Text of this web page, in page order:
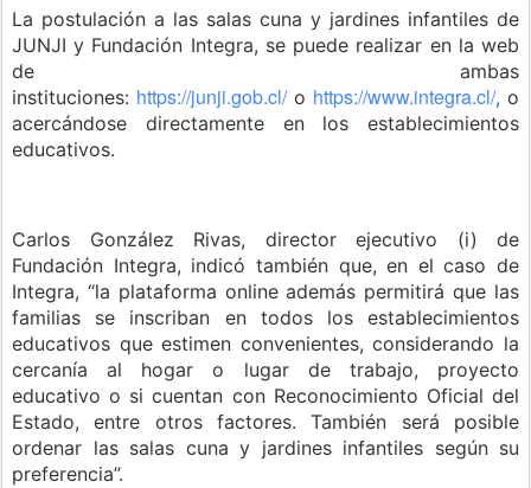
La postulación a las salas cuna y jardines infantiles de
JUNJI y Fundación Integra, se puede realizar en la web
de ambas
instituciones: https://junji.gob.cl/o https://www.integra.cl/, o
acercándose directamente en los establecimientos
educativos.
Carlos González Rivas, director ejecutivo (i) de
Fundación Integra, indicó también que, en el caso de
Integra, “la plataforma online además permitirá que las
familias se inscriban en todos los establecimientos
educativos que estimen convenientes, considerando la
cercanía al hogar o lugar de trabajo, proyecto
educativo o si cuentan con Reconocimiento Oficial del
Estado, entre otros factores. También será posible
ordenar las salas cuna y jardines infantiles según su
preferencia”.